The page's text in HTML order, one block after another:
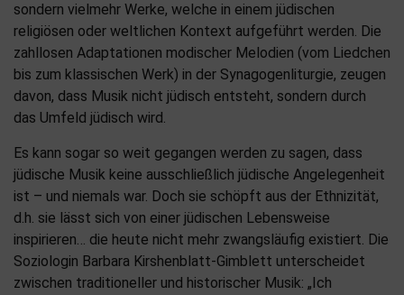
sondern vielmehr Werke, welche in einem jüdischen
religiösen oder weltlichen Kontext aufgeführt werden. Die
zahllosen Adaptationen modischer Melodien (vom Liedchen
bis zum klassischen Werk) in der Synagogenliturgie, zeugen
davon, dass Musik nicht jüdisch entsteht, sondern durch
das Umfeld jüdisch wird.
Es kann sogar so weit gegangen werden zu sagen, dass
jüdische Musik keine ausschließlich jüdische Angelegenheit
ist – und niemals war. Doch sie schöpft aus der Ethnizität,
d.h. sie lässt sich von einer jüdischen Lebensweise
inspirieren… die heute nicht mehr zwangsläufig existiert. Die
Soziologin Barbara Kirshenblatt-Gimblett unterscheidet
zwischen traditioneller und historischer Musik: „Ich